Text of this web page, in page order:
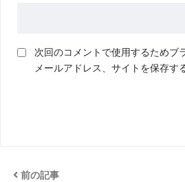
次回のコメントで使用するためブ
メールアドレス、サイトを保存す
前の記事